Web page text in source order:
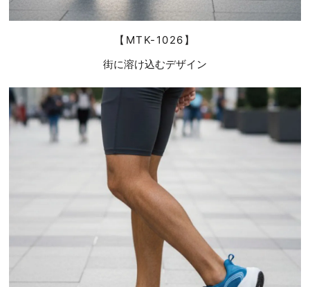
【MTK-1026】
街に溶け込むデザイン